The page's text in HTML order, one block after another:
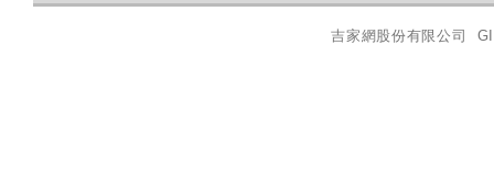
吉家網股份有限公司